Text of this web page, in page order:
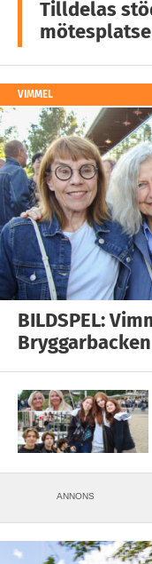
Tilldelas
VIMMEL
BILDSPEL:
ANNONS